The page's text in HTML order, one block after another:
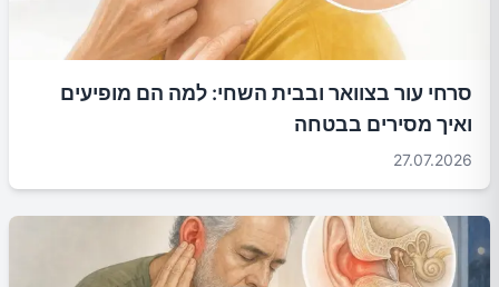
סרחי עור בצוואר ובבית השחי: למה הם מופיעים
ואיך מסירים בבטחה
27.07.2026